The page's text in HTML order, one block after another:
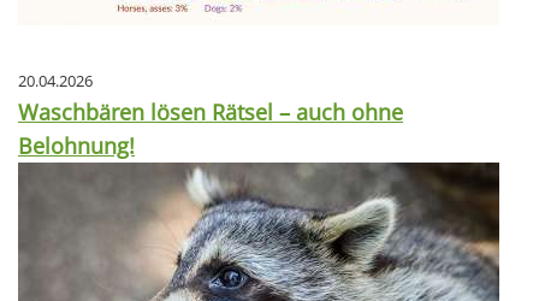
20.04.2026
Waschbären lösen Rätsel – auch ohne
Belohnung!